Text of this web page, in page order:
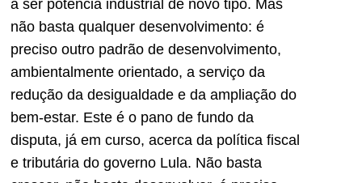
a ser potência industrial de novo tipo. Mas
não basta qualquer desenvolvimento: é
preciso outro padrão de desenvolvimento,
ambientalmente orientado, a serviço da
redução da desigualdade e da ampliação do
bem-estar. Este é o pano de fundo da
disputa, já em curso, acerca da política fiscal
e tributária do governo Lula. Não basta